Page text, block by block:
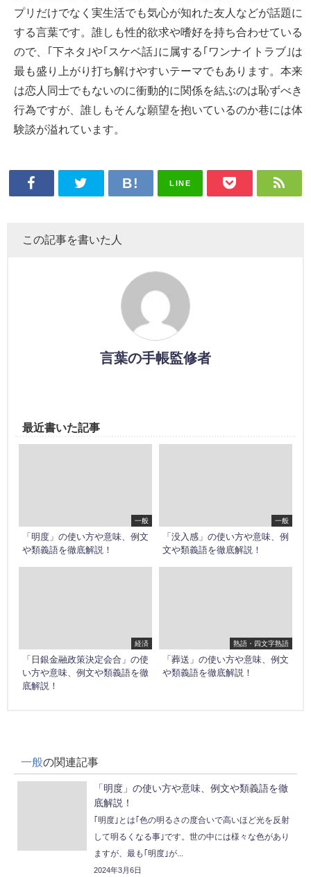
プリだけでなく実生活でも気心が知れた友人などが話題に
する言葉です。誰しも性的欲求や嗜好を持ち合わせている
ので、｢下ネタ｣や｢スケベ話｣に属する｢ワンナイトラブ｣は
最も盛り上がり打ち解けやすいテーマでもあります。本来
は恋人同士でもないのに衝動的に関係を結ぶのは恥ずべき
行為ですが、誰しもそんな願望を抱いているのか巷には体
験談が溢れています。
LINE
この記事を書いた人
言葉の手帳監修者
最近書いた記事
一般
「明度」の使い方や意味、例文
や類義語を徹底解説！
一般
「没入感」の使い方や意味、例
文や類義語を徹底解説！
経済
「日銀金融政策決定会合」の使
い方や意味、例文や類義語を徹
底解説！
熟語・四文字熟語
「葬送」の使い方や意味、例文
や類義語を徹底解説！
一般の関連記事
「明度」の使い方や意味、例文や類義語を徹
底解説！
｢明度｣とは｢色の明るさの度合いで高いほど光を反射
して明るくなる事｣です。世の中には様々な色があり
ますが、最も｢明度｣が...
2024年3月6日